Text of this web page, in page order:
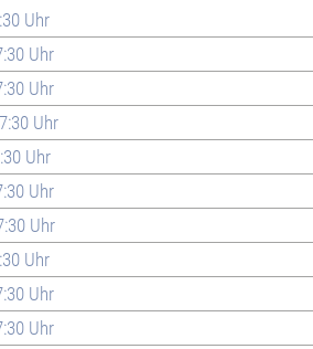
Uhr
Uhr
Uhr
Uhr
Uhr
Uhr
Uhr
Uhr
Uhr
Uhr